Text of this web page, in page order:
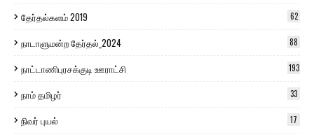
தேர்தல்களம் 2019 62
நாடாளுமன்ற தேர்தல்_2024 88
நாட்டாணிபுரசக்குடி ஊராட்சி 193
நாம் தமிழர் 33
நிவர் புயல் 17